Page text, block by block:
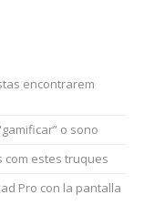
encontrarem
o sono
com estes truques
Pro con la pantalla